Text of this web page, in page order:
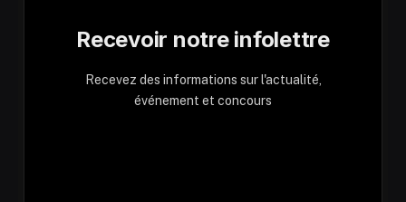
Recevoir notre infolettre
Recevez des informations sur l'actualité,
événement et concours